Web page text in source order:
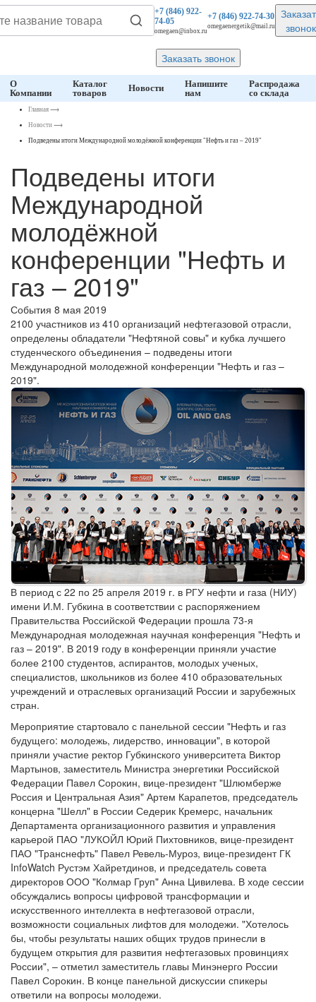
+7 (846)922-
74-05
omegaen@inbox.ru
+7 (846)922-74-30
omegaenergetik@mail.ru
звонок
Заказать звонок
О
Компании
Каталог
товаров
Новости
Напишите
нам
Распродажа
со склада
Главная ⟶
Новости ⟶
Подведены итоги Международной молодёжной конференции "Нефть и газ – 2019"
Подведены итоги
Международной
молодёжной
конференции "Нефть и
газ – 2019"
События 8 мая 2019
2100 участников из 410 организаций нефтегазовой отрасли,
определены обладатели "Нефтяной совы" и кубка лучшего
студенческого объединения – подведены итоги
Международной молодежной конференции "Нефть и газ –
2019".
В период с 22 по 25 апреля 2019 г. в РГУ нефти и газа (НИУ)
имени И.М. Губкина в соответствии с распоряжением
Правительства Российской Федерации прошла 73-я
Международная молодежная научная конференция "Нефть и
газ – 2019". В 2019 году в конференции приняли участие
более 2100 студентов, аспирантов, молодых ученых,
специалистов, школьников из более 410 образовательных
учреждений и отраслевых организаций России и зарубежных
стран.
Мероприятие стартовало с панельной сессии "Нефть и газ
будущего: молодежь, лидерство, инновации", в которой
приняли участие ректор Губкинского университета Виктор
Мартынов, заместитель Министра энергетики Российской
Федерации Павел Сорокин, вице-президент "Шлюмберже
Россия и Центральная Азия" Артем Карапетов, председатель
концерна "Шелл" в России Седерик Кремерс, начальник
Департамента организационного развития и управления
карьерой ПАО "ЛУКОЙЛ Юрий Пихтовников, вице-президент
ПАО "Транснефть" Павел Ревель-Муроз, вице-президент ГК
InfoWatch Рустэм Хайретдинов, и председатель совета
директоров ООО "Колмар Груп" Анна Цивилева. В ходе сессии
обсуждались вопросы цифровой трансформации и
искусственного интеллекта в нефтегазовой отрасли,
возможности социальных лифтов для молодежи. "Хотелось
бы, чтобы результаты наших общих трудов принесли в
будущем открытия для развития нефтегазовых провинциях
России", – отметил заместитель главы Минэнерго России
Павел Сорокин. В конце панельной дискуссии спикеры
ответили на вопросы молодежи.